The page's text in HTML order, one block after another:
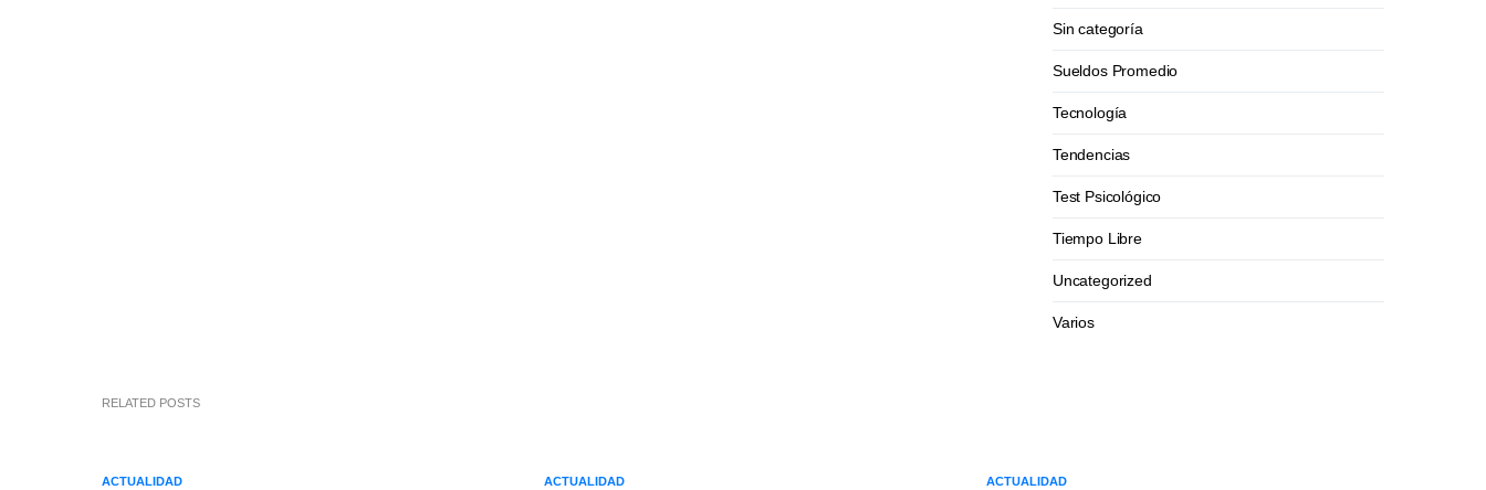
Sin categoría
Sueldos Promedio
Tecnología
Tendencias
Test Psicológico
Tiempo Libre
Uncategorized
Varios
RELATED POSTS
ACTUALIDAD ACTUALIDAD ACTUALIDAD